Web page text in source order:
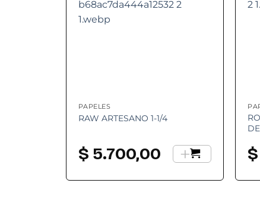
PAPELES
RAW ARTESANO 1-1/4
$ 5.700,00 + $